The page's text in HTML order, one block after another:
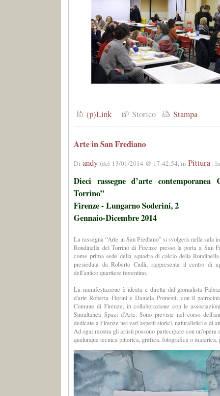
(p)Link Storico Stampa
Arte in San Frediano
Di andy (del 13/01/2014 @ 17:42:54, in Pittura ,
Dieci rassegne d’arte
Torrino”
Firenze - Lungarno Soderini, 2
Gennaio-Dicembre 2014
La rassegna “Arte in San Frediano” si svolgerà nella sala
Rondinella del Torrino di Firenze presso la porta a San
come prima sede della squadra di calcio della
presieduta da Roberto Ciulli, rappresenta il centro di
dell'antico quartiere fiorentino.
La manifestazione è ideata e diretta dal giornalista
d'arte Roberta Fiorini e Daniela Pronestì, con il
Comune di Firenze, in collaborazione con le
Simultanea Spazi d'Arte. Sono previste nel corso
dedicate a Firenze nei vari aspetti storici, naturalistici e di
Ad ogni mostra gli artisti possono partecipare con
qualunque tecnica pittorica, grafica, fotografica o materica,